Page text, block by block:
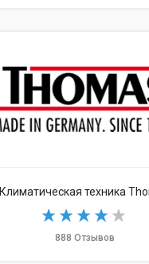
Климатическая техника
888 Отзывов